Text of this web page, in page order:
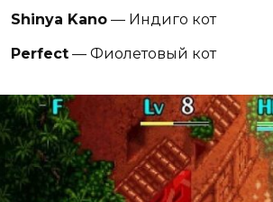
Shinya Kano— Индиго кот
Perfect— Фиолетовый кот